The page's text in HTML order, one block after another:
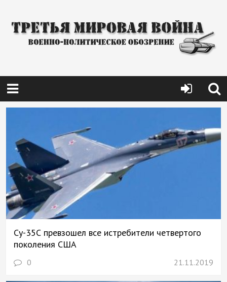
Су-35С превзошел все истребители четвертого
поколения США
0 21.11.2019